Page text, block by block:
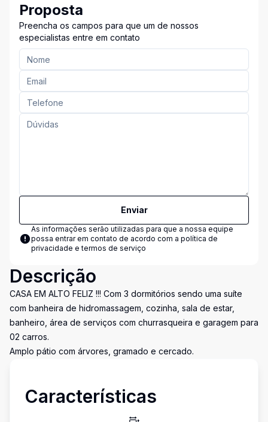
Proposta
Preencha os campos para que um de nossos
especialistas entre em contato
Enviar
As informações serão utilizadas para que a nossa equipe
possa entrar em contato de acordo com a política de
privacidade e termos de serviço
Descrição
CASA EM ALTO FELIZ !!! Com 3 dormitórios sendo uma suíte
com banheira de hidromassagem, cozinha, sala de estar,
banheiro, área de serviços com churrasqueira e garagem para
02 carros.
Amplo pátio com árvores, gramado e cercado.
Características